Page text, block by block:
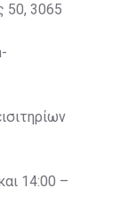
50, 3065
14:00 –